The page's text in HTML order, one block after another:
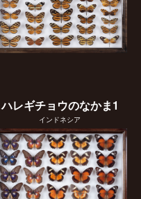
ハレギチョウのなかま1
インドネシア